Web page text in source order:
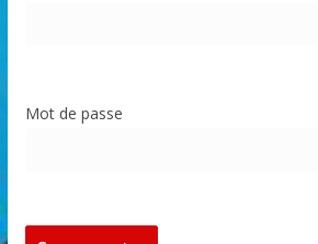
Mot de passe